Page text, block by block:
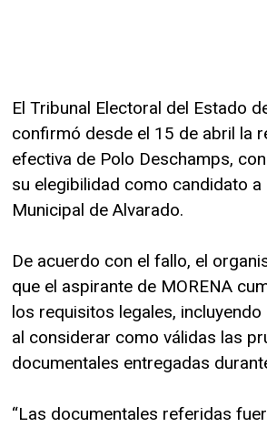
El Tribunal Electoral del Estado
confirmó desde el 15 de abril la
efectiva de Polo Deschamps,
su elegibilidad como candidato a
Municipal de Alvarado.
De acuerdo con el fallo, el
que el aspirante de MORENA
los requisitos legales, incluyendo
al considerar como válidas las
documentales entregadas
“Las documentales referidas